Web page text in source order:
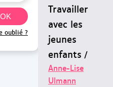
Travailler
avec les
jeunes
enfants /
Anne-Lise
Ulmann
oublié ?